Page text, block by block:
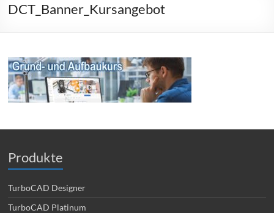
DCT_Banner_Kursangebot
Produkte
TurboCAD Designer
TurboCAD Platinum